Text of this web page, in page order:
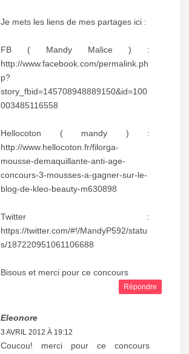
Je mets les liens de mes partages ici :
FB ( Mandy Malice ) :
http://www.facebook.com/permalink.ph
p?
story_fbid=145708948889150&id=100
003485116558
Hellocoton ( mandy ) :
http://www.hellocoton.fr/filorga-
mousse-demaquillante-anti-age-
concours-3-mousses-a-gagner-sur-le-
blog-de-kleo-beauty-m630898
Twitter :
https://twitter.com/#!/MandyP592/statu
s/187220951061106688
Bisous et merci pour ce concours
Répondre
Eleonore
3 AVRIL 2012 À 19:12
Coucou! merci pour ce concours